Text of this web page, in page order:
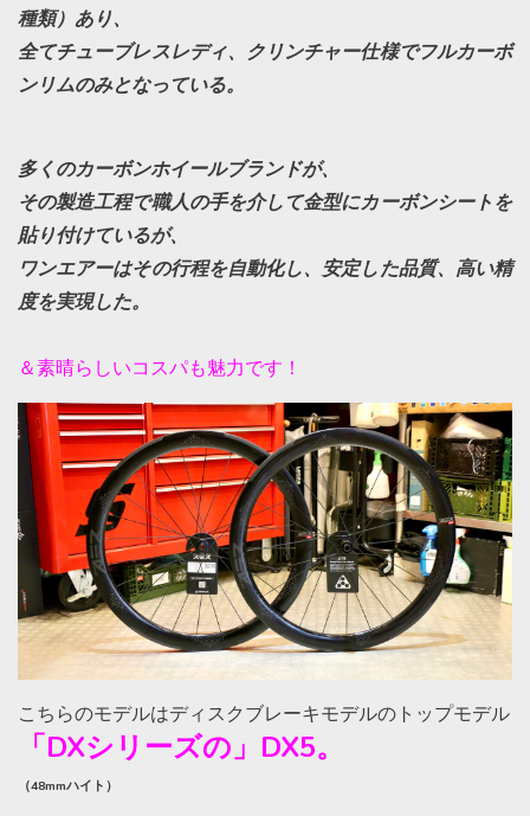
種類）あり、
全てチューブレスレディ、クリンチャー仕様でフルカーボ
ンリムのみとなっている。
多くのカーボンホイールブランドが、
その製造工程で職人の手を介して金型にカーボンシートを
貼り付けているが、
ワンエアーはその行程を自動化し、安定した品質、高い精
度を実現した。
＆素晴らしいコスパも魅力です！
こちらのモデルはディスクブレーキモデルのトップモデル
「DXシリーズの」DX5。
（48mmハイト）